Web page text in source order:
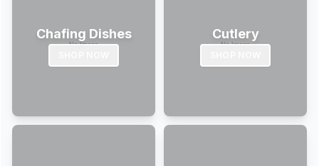
Chafing Dishes Cutlery